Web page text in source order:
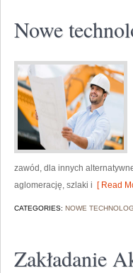
Nowe
zawód, dla innych
aglomerację, szlaki i [ Read
CATEGORIES: NOWE
Zakładanie